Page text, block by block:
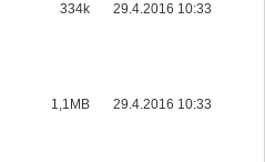
334k 29.4.2016 10:33
1,1MB 29.4.2016 10:33